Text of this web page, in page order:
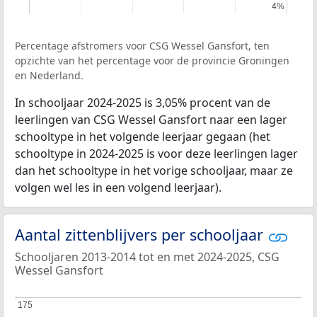
4%
4%
Percentage afstromers voor CSG Wessel Gansfort, ten
opzichte van het percentage voor de provincie Groningen
en Nederland.
In schooljaar 2024-2025 is 3,05% procent van de
leerlingen van CSG Wessel Gansfort naar een lager
schooltype in het volgende leerjaar gegaan (het
schooltype in 2024-2025 is voor deze leerlingen lager
dan het schooltype in het vorige schooljaar, maar ze
volgen wel les in een volgend leerjaar).
Aantal zittenblijvers per schooljaar
Schooljaren 2013-2014 tot en met 2024-2025, CSG
Wessel Gansfort
175
175